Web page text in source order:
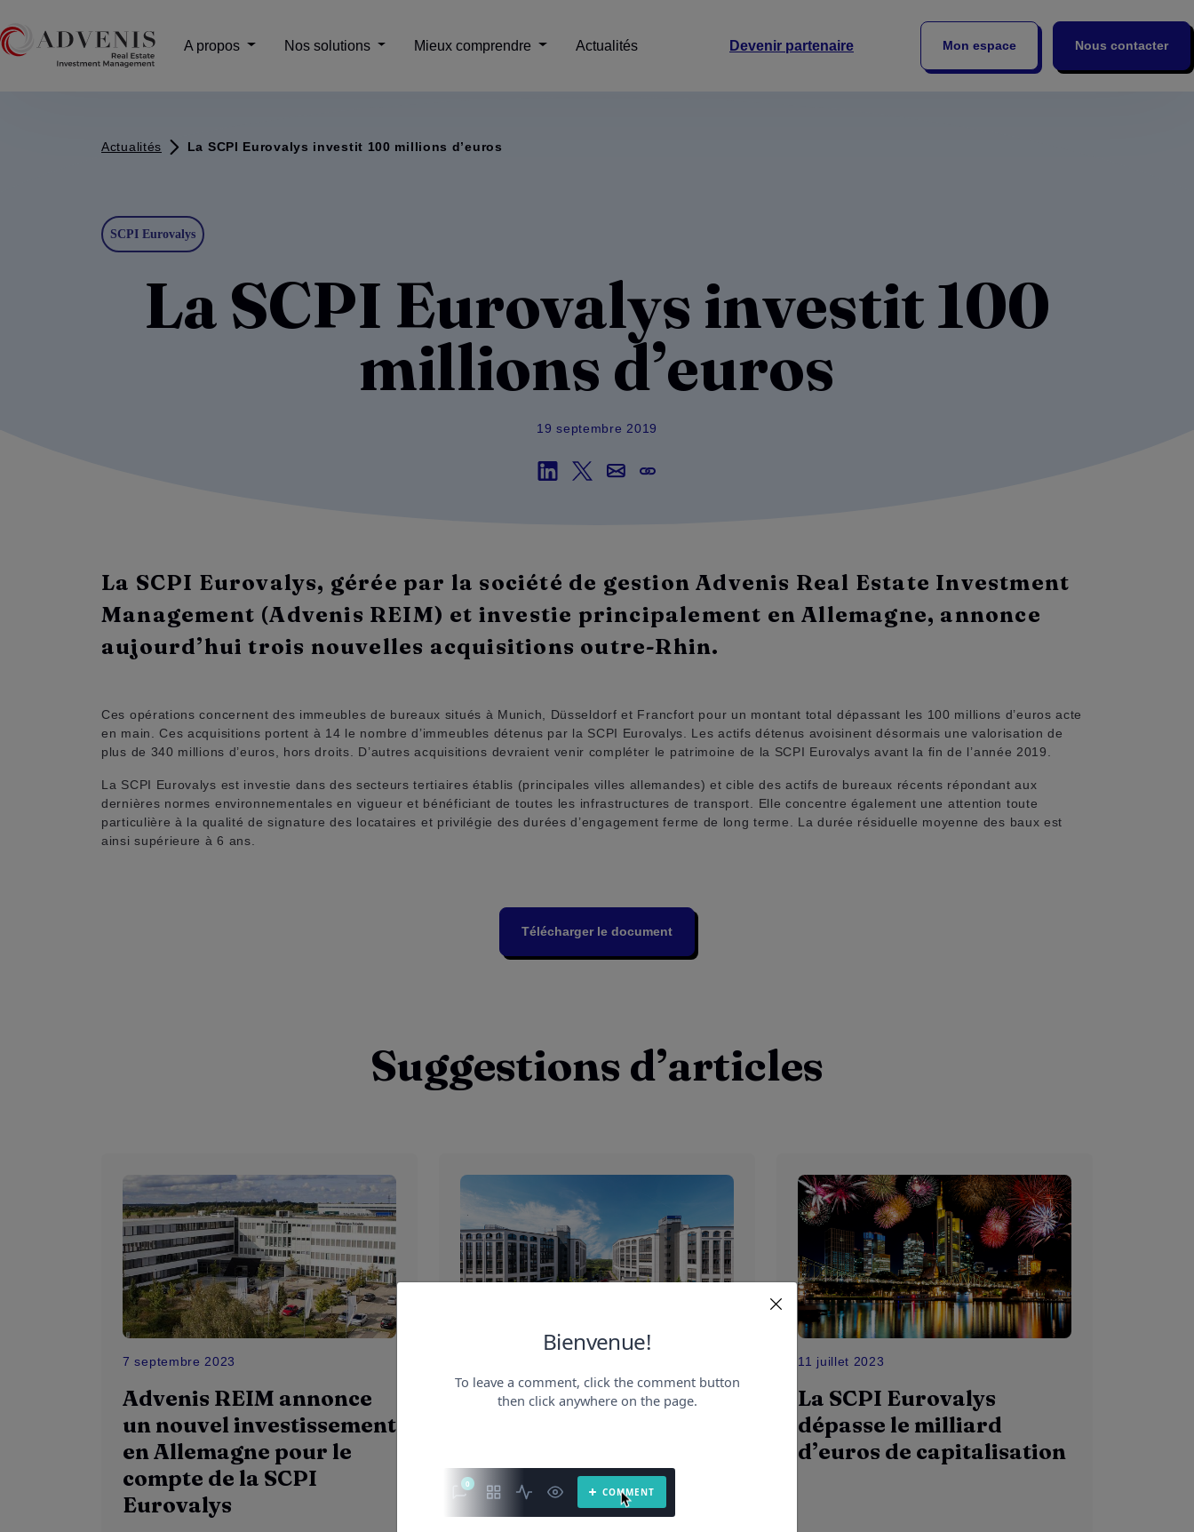
A propos Nos solutions Mieux comprendre Actualités Devenir partenaire Mon espace Nous contacter
Actualités La SCPI Eurovalys investit 100 millions d’euros
SCPI Eurovalys
La SCPI Eurovalys investit 100
millions d’euros
19 septembre 2019
La SCPI Eurovalys, gérée par la société de gestion Advenis Real Estate Investment
Management (Advenis REIM) et investie principalement en Allemagne, annonce
aujourd’hui trois nouvelles acquisitions outre-Rhin.
Ces opérations concernent des immeubles de bureaux situés à Munich, Düsseldorf et Francfort pour un montant total dépassant les 100 millions d’euros acte
en main. Ces acquisitions portent à 14 le nombre d’immeubles détenus par la SCPI Eurovalys. Les actifs détenus avoisinent désormais une valorisation de
plus de 340 millions d’euros, hors droits. D’autres acquisitions devraient venir compléter le patrimoine de la SCPI Eurovalys avant la fin de l’année 2019.
La SCPI Eurovalys est investie dans des secteurs tertiaires établis (principales villes allemandes) et cible des actifs de bureaux récents répondant aux
dernières normes environnementales en vigueur et bénéficiant de toutes les infrastructures de transport. Elle concentre également une attention toute
particulière à la qualité de signature des locataires et privilégie des durées d’engagement ferme de long terme. La durée résiduelle moyenne des baux est
ainsi supérieure à 6 ans.
Télécharger le document
Suggestions d’articles
7 septembre 2023
Advenis REIM annonce
un nouvel investissement
en Allemagne pour le
compte de la SCPI
Eurovalys
La SCPI Eurovalys
11 juillet 2023
La SCPI Eurovalys
dépasse le milliard
d’euros de capitalisation